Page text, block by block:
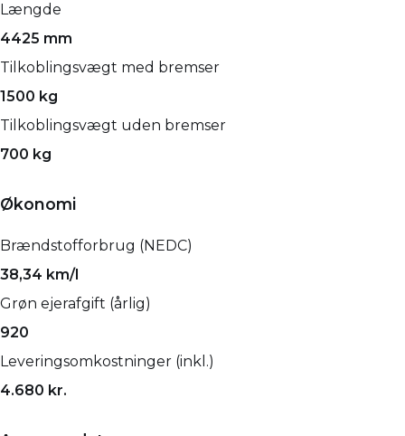
Længde
4425 mm
Tilkoblingsvægt med bremser
1500 kg
Tilkoblingsvægt uden bremser
700 kg
Økonomi
Brændstofforbrug (NEDC)
38,34 km/l
Grøn ejerafgift (årlig)
920
Leveringsomkostninger (inkl.)
4.680 kr.